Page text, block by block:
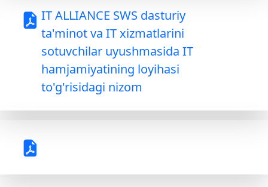
IT ALLIANCE SWS dasturiy
ta'minot va IT xizmatlarini
sotuvchilar uyushmasida IT
hamjamiyatining loyihasi
to'g'risidagi nizom